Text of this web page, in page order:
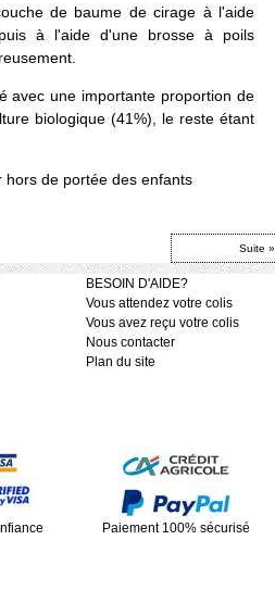
de baume de cirage à l'aide
à l'aide d'une brosse à poils
avec une importante proportion de
biologique (41%), le reste étant
hors de portée des enfants
Suite »
BESOIN D'AIDE?
Vous attendez votre colis
Vous avez reçu votre colis
Nous contacter
Plan du site
Paiement 100% sécurisé